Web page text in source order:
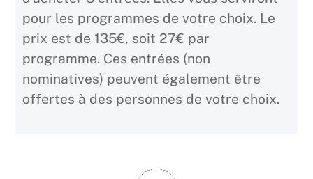
pour les programmes de votre choix. Le
prix est de 135€, soit 27€ par
programme. Ces entrées (non
nominatives) peuvent également être
offertes à des personnes de votre choix.